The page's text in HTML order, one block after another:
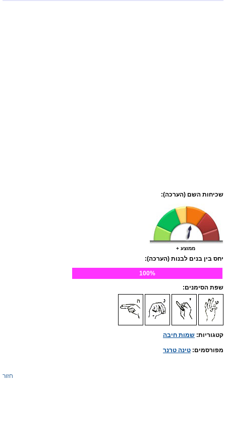
שכיחות השם (הערכה):
ממוצע +
יחס בין בנים לבנות (הערכה):
100%
שפת הסימנים:
קטגוריות: שמות חיבה
מפורסמים: טינה טרנר
חזור